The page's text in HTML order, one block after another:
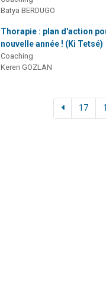
Batya BERDUGO
Thorapie : plan d'action
nouvelle année ! (Ki Tetsé)
Coaching
Keren GOZLAN
17